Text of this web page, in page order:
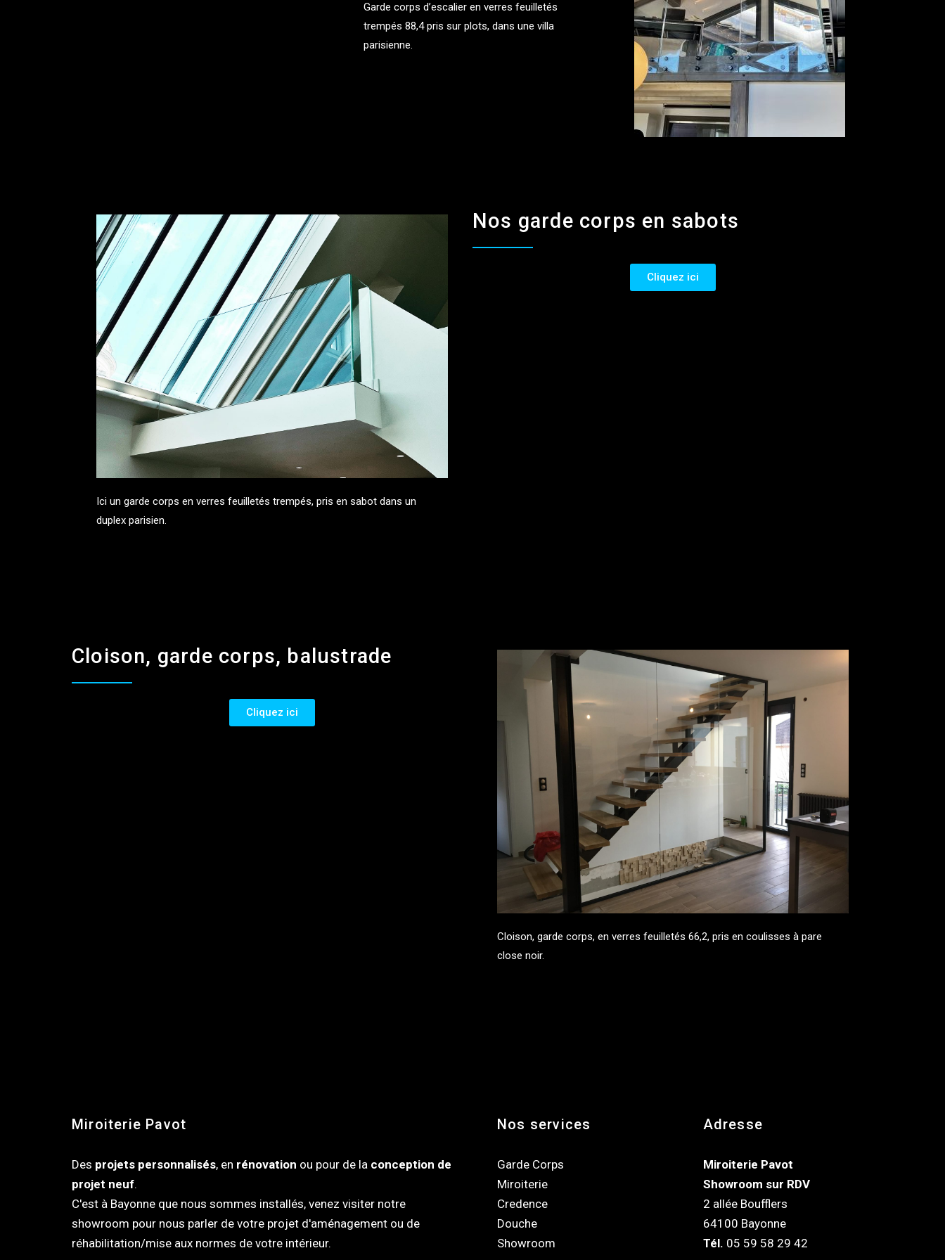
Garde corps d’escalier en verres feuilletés
trempés 88,4 pris sur plots, dans une villa
parisienne.
Ici un garde corps en verres feuilletés trempés, pris en sabot dans un
duplex parisien.
Nos garde corps en sabots
Cliquez ici
Cloison, garde corps, balustrade
Cliquez ici
Cloison, garde corps, en verres feuilletés 66,2, pris en coulisses à pare
close noir.
Miroiterie Pavot
Des projets personnalisés, en rénovation ou pour de la conception de
projet neuf.
C'est à Bayonne que nous sommes installés, venez visiter notre
showroom pour nous parler de votre projet d'aménagement ou de
réhabilitation/mise aux normes de votre intérieur.
Nos services
Garde Corps
Miroiterie
Credence
Douche
Showroom
Adresse
Miroiterie Pavot
Showroom sur RDV
2 allée Boufflers
64100 Bayonne
Tél. 05 59 58 29 42